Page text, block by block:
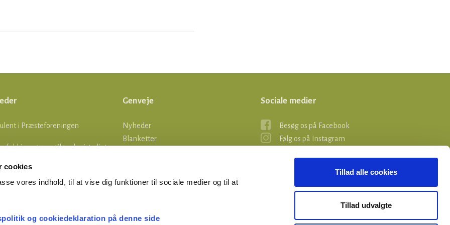
cookies
vores indhold, til at vise dig funktioner til sociale medier og til at
og cookiedeklaration på denne side
Tillad alle cookies
Tillad udvalgte
i Præsteforeningen
fald i ansøgere til teologistudiet
Genveje
Nyheder
Blanketter
Sociale medier
Besøg os på Facebook
Følg os på Instagram